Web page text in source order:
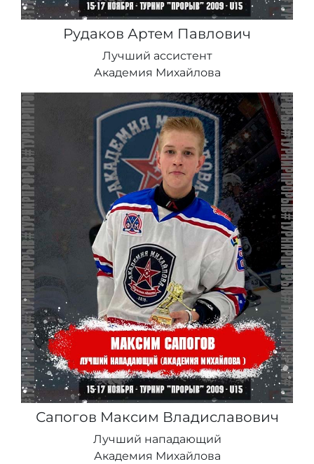
Рудаков Артем Павлович
Лучший ассистент
Академия Михайлова
Сапогов Максим Владиславович
Лучший нападающий
Академия Михайлова